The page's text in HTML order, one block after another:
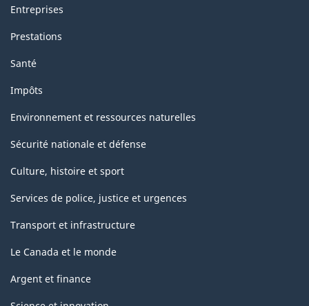
Entreprises
Prestations
Santé
Impôts
Environnement et ressources naturelles
Sécurité nationale et défense
Culture, histoire et sport
Services de police, justice et urgences
Transport et infrastructure
Le Canada et le monde
Argent et finance